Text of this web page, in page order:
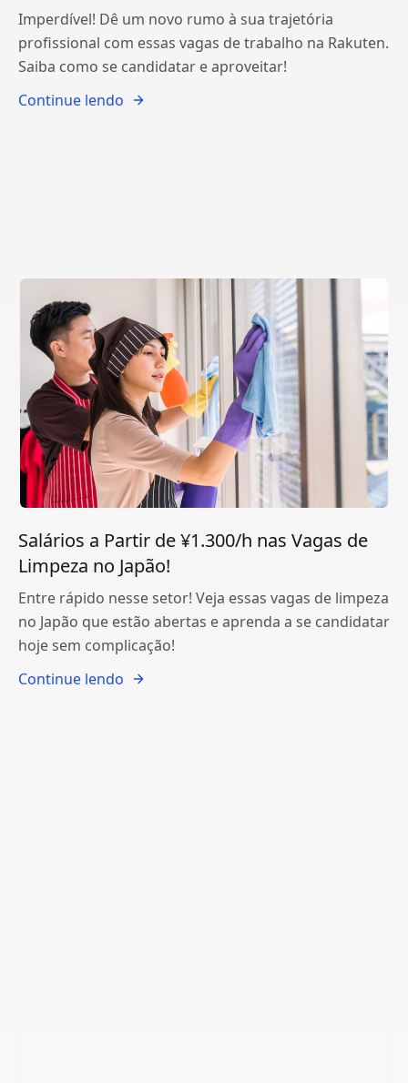
Imperdível! Dê um novo rumo à sua trajetória
profissional com essas vagas de trabalho na Rakuten.
Saiba como se candidatar e aproveitar!
Continue lendo
Salários a Partir de ¥1.300/h nas Vagas de
Limpeza no Japão!
Entre rápido nesse setor! Veja essas vagas de limpeza
no Japão que estão abertas e aprenda a se candidatar
hoje sem complicação!
Continue lendo